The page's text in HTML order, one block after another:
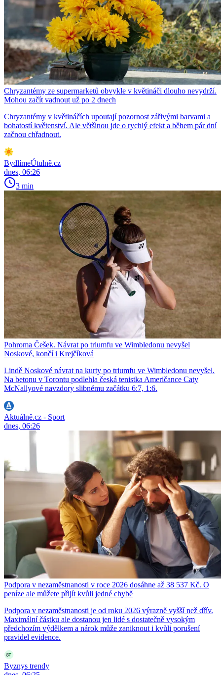
Chryzantémy ze supermarketů obvykle v květináči dlouho nevydrží.
Mohou začít vadnout už po 2 dnech
Chryzantémy v květináčích upoutají pozornost zářivými barvami a
bohatostí květenství. Ale většinou jde o rychlý efekt a během pár dní
začnou chřadnout.
BydlímeÚtulně.cz
dnes, 06:26
3 min
Pohroma Češek. Návrat po triumfu ve Wimbledonu nevyšel
Noskové, končí i Krejčíková
Lindě Noskové návrat na kurty po triumfu ve Wimbledonu nevyšel.
Na betonu v Torontu podlehla česká tenistka Američance Caty
McNallyové navzdory slibnému začátku 6:7, 1:6.
Aktuálně.cz - Sport
dnes, 06:26
Podpora v nezaměstnanosti v roce 2026 dosáhne až 38 537 Kč. O
peníze ale můžete přijít kvůli jedné chybě
Podpora v nezaměstnanosti je od roku 2026 výrazně vyšší než dřív.
Maximální částku ale dostanou jen lidé s dostatečně vysokým
předchozím výdělkem a nárok může zaniknout i kvůli porušení
pravidel evidence.
Byznys trendy